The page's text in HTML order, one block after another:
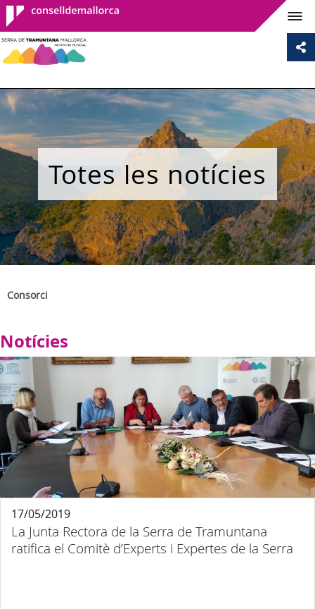
Consell de
Mallorca
Totes les notícies
Consorci
Notícies
La Junta Rectora de la Serra de Tramuntana
ratifica el Comitè d’Experts i Expertes de la Serra
17/05/2019